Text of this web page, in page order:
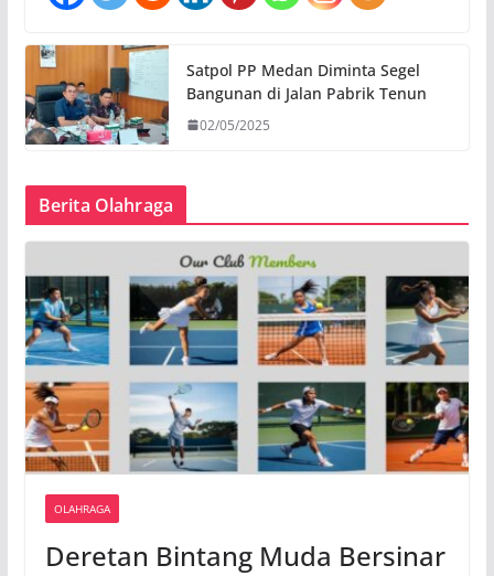
Satpol PP Medan Diminta Segel
Bangunan di Jalan Pabrik Tenun
02/05/2025
Berita Olahraga
OLAHRAGA
Deretan Bintang Muda Bersinar